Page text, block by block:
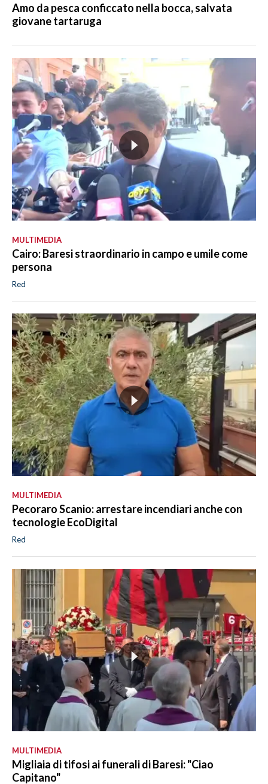
Amo da pesca conficcato nella bocca, salvata
giovane tartaruga
MULTIMEDIA
Cairo: Baresi straordinario in campo e umile come
persona
Red
MULTIMEDIA
Pecoraro Scanio: arrestare incendiari anche con
tecnologie EcoDigital
Red
MULTIMEDIA
Migliaia di tifosi ai funerali di Baresi: "Ciao
Capitano"